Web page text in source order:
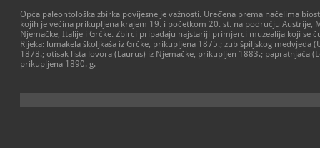
Opća paleontološka zbirka povijesne je važnosti. Uređena prema načelima
kojih je većina prikupljena krajem 19. i početkom 20. st. na području Austrije,
Njemačke, Italije i Grčke. Zbirci pripadaju najstariji primjerci muzealija koji se
Rijeka: lumakela školjkaša iz Grčke, prikupljena 1875.; zub špiljskog medvjeda
1878.; otisak lista lovora (Laurus) iz Njemačke, prikupljen 1883.; papratnjača
prikupljena 1890. g.